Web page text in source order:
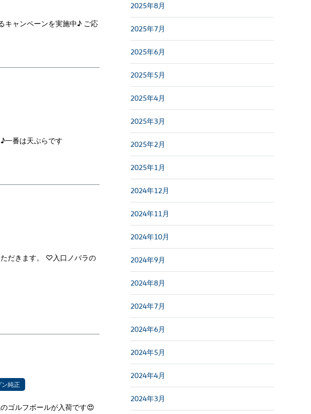
キャンペーンを実施中♪ ご応
一番は天ぷらです
だきます。 ♡入口ノバラの
純正
ゴルフボールが入荷です😍
2025年8月
2025年7月
2025年6月
2025年5月
2025年4月
2025年3月
2025年2月
2025年1月
2024年12月
2024年11月
2024年10月
2024年9月
2024年8月
2024年7月
2024年6月
2024年5月
2024年4月
2024年3月